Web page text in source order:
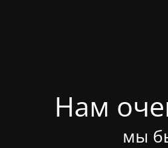
Нам
мы